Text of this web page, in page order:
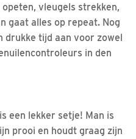
vleugels strekken,
gaat alles op repeat. Nog
drukke tijd aan voor zowel
in den
een lekker setje! Man is
prooi en houdt graag zijn